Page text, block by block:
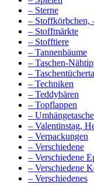
– Sterne
– Stoffkörbchen,
– Stoffmärkte
– Stofftiere
– Tannenbäume
– Taschen-
–
– Techniken
– Teddybären
– Topflappen
–
– Valentinstag,
– Verpackungen
– Verschiedene
– Verschiedene
– Verschiedene
– Verschiedenes